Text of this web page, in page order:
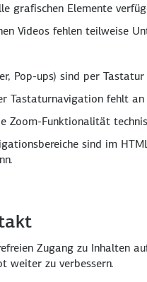
grafischen Elemente
Videos fehlen teilweise
Pop-ups) sind per
Tastaturnavigation fehlt an
Zoom-Funktionalität
sind im
Zugang zu Inhalten
weiter zu verbessern.